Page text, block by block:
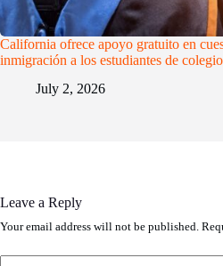
California ofrece apoyo gratuito en
inmigración a los estudiantes de
July 2, 2026
Leave a Reply
Your email address will not be published.